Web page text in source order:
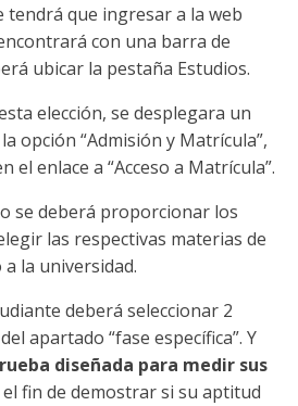
tendrá que ingresar a la web
con una barra de
ubicar la pestaña Estudios.
elección, se desplegara un
opción “Admisión y Matrícula”,
el enlace a “Acceso a Matrícula”.
se deberá proporcionar los
las respectivas materias de
la universidad.
deberá seleccionar 2
apartado “fase específica”. Y
diseñada para medir sus
el fin de demostrar si su aptitud